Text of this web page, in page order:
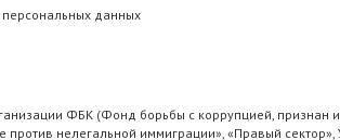
персональных данных
ФБК (Фонд борьбы с коррупцией, признан
нелегальной иммиграции», «Правый